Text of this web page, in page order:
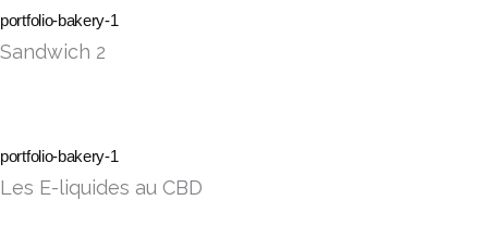
portfolio-bakery-1
Sandwich 2
portfolio-bakery-1
Les E-liquides au CBD